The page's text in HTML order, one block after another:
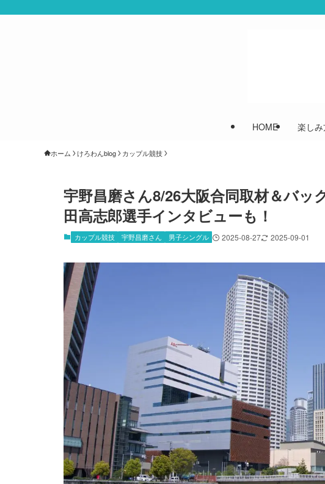
HOME 楽し
ホーム けろわんblog カップル競技
宇野昌磨さん8/26大阪合同取材＆バッ
田高志郎選手インタビューも！
カップル競技 宇野昌磨さん 男子シングル 2025-08-27 2025-09-01